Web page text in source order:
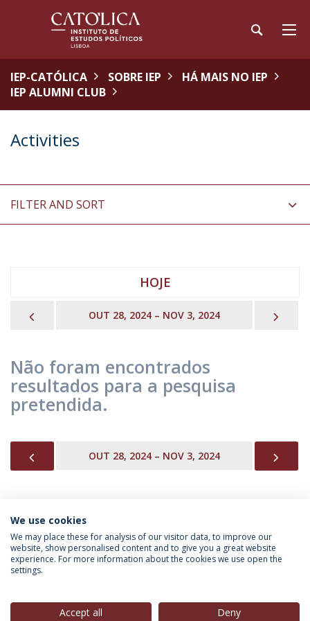
IEP-CATÓLICA SOBRE IEP
HÁ MAIS NO IEP
IEP ALUMNI CLUB
Activities
FILTER AND SORT
HOJE
PREVIOUSOUT 28, 2024 – NOV 3, 2024
Não foram encontrados
resultados para a pesquisa
pretendida.
PREVIOUSOUT 28, 2024 – NOV 3, 2024
INFORMAÇÃO PARA
We use cookies
We may place these for analysis of our visitor data, to improve our
website, show personalised content and to give you a great website
experience. For more information about the cookies we use open the
settings.
Accept all Deny